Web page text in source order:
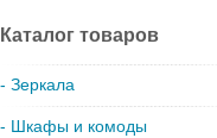
Каталог товаров
- Зеркала
- Шкафы и комоды